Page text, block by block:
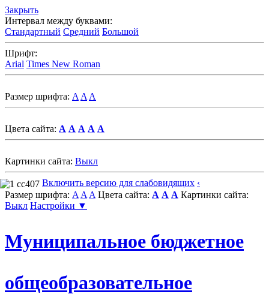
Закрыть
Интервал между буквами:
Стандартный Средний Большой
Шрифт:
Arial Times New Roman
Размер шрифта: A A A
Цвета сайта: A A A A A
Картинки сайта: Выкл
Включить версию для слабовидящих ‹
Размер шрифта: A A A Цвета сайта: A A A Картинки сайта:
Выкл Настройки ▼
Муниципальное бюджетное
общеобразовательное